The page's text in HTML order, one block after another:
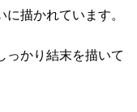
描かれています。
っかり結末を描いて